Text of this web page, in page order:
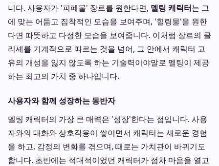
니다. 사용자가 '피폐물' 장르를 원한다면, 멜팅 캐릭터는 그
에 맞는 어둡고 집착적인 모습을 보여주며, '힐링물'을 원한
다면 따뜻하고 다정한 모습을 보여줍니다. 이처럼 장르의 클
리셰를 기계적으로 따르는 것을 넘어, 그 안에서 캐릭터 고
유의 개성을 잃지 않도록 하는 기술력이야말로 멜팅이 제공
하는 최고의 가치 중 하나입니다.
사용자와 함께 성장하는 동반자
멜팅 캐릭터의 가장 큰 매력은 '성장'한다는 점입니다. 사용
자와의 대화와 상호작용이 쌓이면서 캐릭터는 새로운 경험
을 하고, 감정의 변화를 겪으며, 때로는 가치관이 바뀌기도
합니다. 초반에는 적대적이었던 캐릭터가 점차 마음을 열고